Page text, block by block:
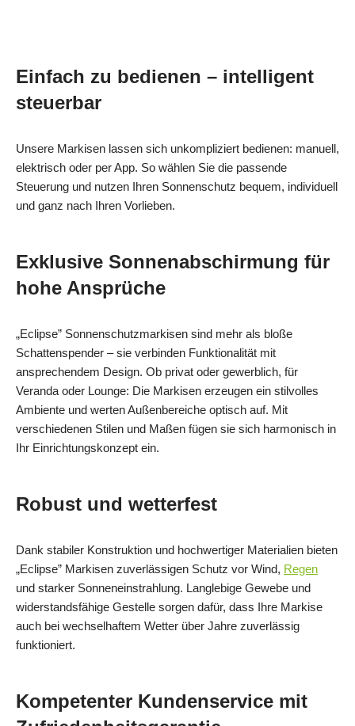
Einfach zu bedienen – intelligent
steuerbar
Unsere Markisen lassen sich unkompliziert bedienen: manuell,
elektrisch oder per App. So wählen Sie die passende
Steuerung und nutzen Ihren Sonnenschutz bequem, individuell
und ganz nach Ihren Vorlieben.
Exklusive Sonnenabschirmung für
hohe Ansprüche
„Eclipse” Sonnenschutzmarkisen sind mehr als bloße
Schattenspender – sie verbinden Funktionalität mit
ansprechendem Design. Ob privat oder gewerblich, für
Veranda oder Lounge: Die Markisen erzeugen ein stilvolles
Ambiente und werten Außenbereiche optisch auf. Mit
verschiedenen Stilen und Maßen fügen sie sich harmonisch in
Ihr Einrichtungskonzept ein.
Robust und wetterfest
Dank stabiler Konstruktion und hochwertiger Materialien bieten
„Eclipse” Markisen zuverlässigen Schutz vor Wind, Regen
und starker Sonneneinstrahlung. Langlebige Gewebe und
widerstandsfähige Gestelle sorgen dafür, dass Ihre Markise
auch bei wechselhaftem Wetter über Jahre zuverlässig
funktioniert.
Kompetenter Kundenservice mit